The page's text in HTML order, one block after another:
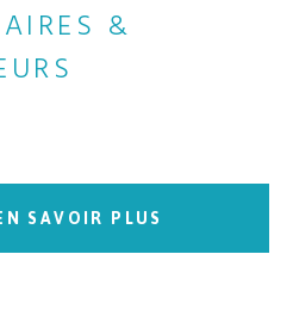
&
SAVOIR PLUS